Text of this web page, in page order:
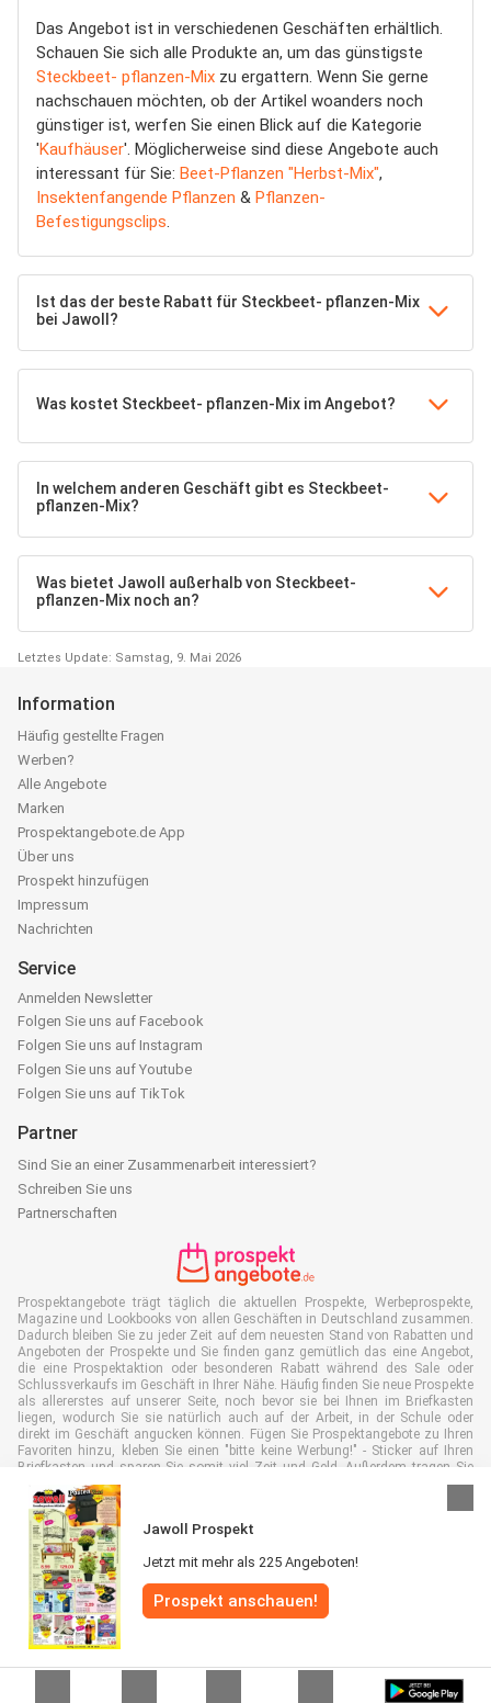
Das Angebot ist in verschiedenen Geschäften erhältlich.
Schauen Sie sich alle Produkte an, um das günstigste
Steckbeet- pflanzen-Mix zu ergattern. Wenn Sie gerne
nachschauen möchten, ob der Artikel woanders noch
günstiger ist, werfen Sie einen Blick auf die Kategorie
'Kaufhäuser'. Möglicherweise sind diese Angebote auch
interessant für Sie: Beet-Pflanzen "Herbst-Mix",
Insektenfangende Pflanzen & Pflanzen-
Befestigungsclips
Ist das der beste Rabatt für Steckbeet- pflanzen-Mix
bei Jawoll?
Was kostet Steckbeet- pflanzen-Mix im Angebot?
In welchem anderen Geschäft gibt es Steckbeet-
pflanzen-Mix?
Was bietet Jawoll außerhalb von Steckbeet-
pflanzen-Mix noch an?
Letztes Update: Samstag, 9. Mai 2026
Jawoll Prospekt
Jetzt mit mehr als 225 Angeboten!
Prospekt anschauen!
Information
Häufig gestellte Fragen
Werben?
Alle Angebote
Marken
Prospektangebote.de App
Über uns
Prospekt hinzufügen
Impressum
Nachrichten
Service
Anmelden Newsletter
Folgen Sie uns auf Facebook
Folgen Sie uns auf Instagram
Folgen Sie uns auf Youtube
Folgen Sie uns auf TikTok
Partner
Sind Sie an einer Zusammenarbeit interessiert?
Schreiben Sie uns
Partnerschaften
Prospektangebote trägt täglich die aktuellen Prospekte, Werbeprospekte,
Magazine und Lookbooks von allen Geschäften in Deutschland zusammen.
Dadurch bleiben Sie zu jeder Zeit auf dem neuesten Stand von Rabatten und
Angeboten der Prospekte und Sie finden ganz gemütlich das eine Angebot,
die eine Prospektaktion oder besonderen Rabatt während des Sale oder
Schlussverkaufs im Geschäft in Ihrer Nähe. Häufig finden Sie neue Prospekte
als allererstes auf unserer Seite, noch bevor sie bei Ihnen im Briefkasten
liegen, wodurch Sie sie natürlich auch auf der Arbeit, in der Schule oder
direkt im Geschäft angucken können. Fügen Sie Prospektangebote zu Ihren
Favoriten hinzu, kleben Sie einen "bitte keine Werbung!" - Sticker auf Ihren
Briefkasten und sparen Sie somit viel Zeit und Geld. Außerdem tragen Sie
damit auch aktiv zur Papiermüll Reduktion bei, was gut für unsere Umwelt
ist.
Alle Rechte vorbehalten © Prospektangebote.de 2026 |
|Allgemeine Geschäftsbedingungen